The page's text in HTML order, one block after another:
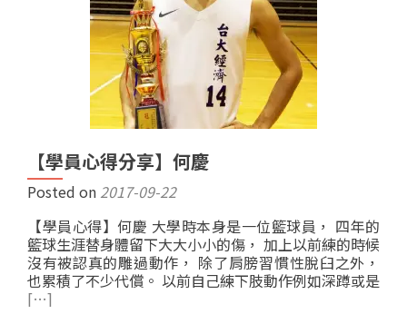
【學員心得分享】何慶
Posted on 2017-09-22
【學員心得】何慶 大學時本身是一位籃球員， 四年的
籃球生涯替身體留下大大小小的傷， 加上以前練的時候
沒有被認真的雕過動作， 除了肩膀習慣性脫臼之外，
也累積了不少代償。 以前自己練下肢動作例如深蹲或是
[…]